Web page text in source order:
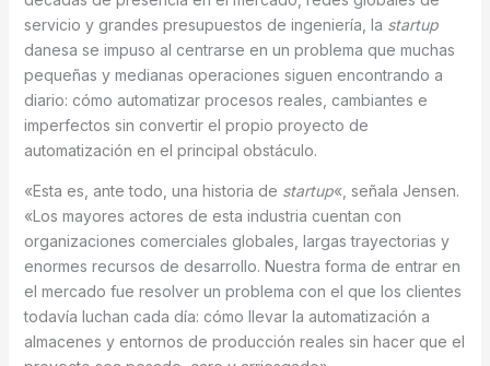
servicio y grandes presupuestos de ingeniería, la startup
danesa se impuso al centrarse en un problema que muchas
pequeñas y medianas operaciones siguen encontrando a
diario: cómo automatizar procesos reales, cambiantes e
imperfectos sin convertir el propio proyecto de
automatización en el principal obstáculo.
«Esta es, ante todo, una historia de startup«, señala Jensen.
«Los mayores actores de esta industria cuentan con
organizaciones comerciales globales, largas trayectorias y
enormes recursos de desarrollo. Nuestra forma de entrar en
el mercado fue resolver un problema con el que los clientes
todavía luchan cada día: cómo llevar la automatización a
almacenes y entornos de producción reales sin hacer que el